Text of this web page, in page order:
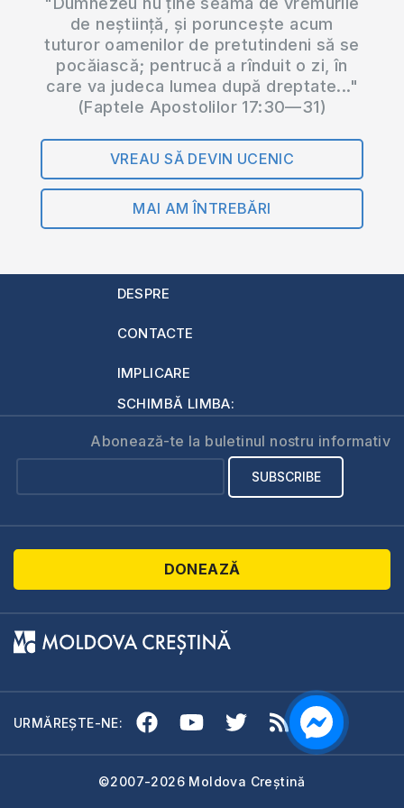
de neștiință, și poruncește acum
tuturor oamenilor de pretutindeni să se
pocăiască; pentrucă a rînduit o zi, în
care va judeca lumea după dreptate..."
(Faptele Apostolilor 17:30—31)
VREAU SĂ DEVIN UCENIC
MAI AM ÎNTREBĂRI
DESPRE
CONTACTE
IMPLICARE
SCHIMBĂ LIMBA:
Abonează-te la buletinul nostru informativ
DONEAZĂ
URMĂREȘTE-NE:
©2007-2026 Moldova Creștină